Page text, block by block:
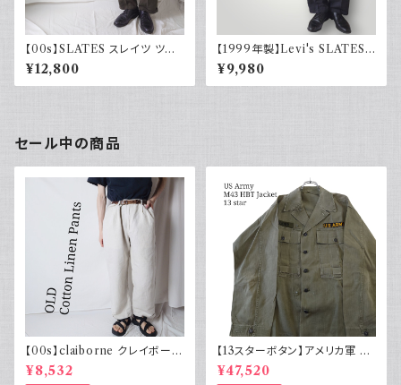
【00s】SLATES スレイツ ツー
タック スラックス リーバイス Le
vi's カーキグリーン 古着
¥12,800
【1999年製】Levi's SLATES
スレイツ スラックス ツータック
チャコールグレー リーバイス 古
着
¥9,980
セール中の商品
【00s】claiborne クレイボーン
リネンコットンパンツ ツータック
¥8,532
【13スターボタン】アメリカ軍 M
43 HBT ジャケット パッチ 軍物
実物
¥47,520